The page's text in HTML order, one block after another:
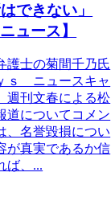
できない」
ュース】
護士の菊間千乃氏
ｓ ニュースキャ
週刊文春による松
道についてコメン
、名誉毀損につい
が真実であるか信
ば、...